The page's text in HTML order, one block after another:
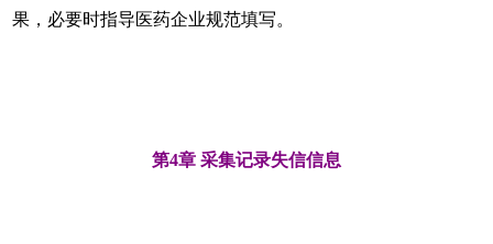
果，必要时指导医药企业规范填写。
第4章 采集记录失信信息